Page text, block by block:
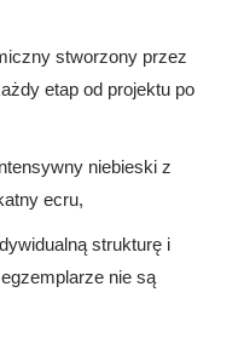
stworzony przez
etap od projektu po
niebieski z
ecru,
strukturę i
nie są